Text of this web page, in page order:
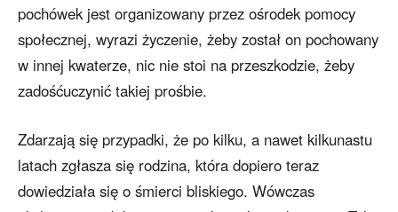
pochówek jest organizowany przez ośrodek pomocy
społecznej, wyrazi życzenie, żeby został on pochowany
w innej kwaterze, nic nie stoi na przeszkodzie, żeby
zadośćuczynić takiej prośbie.
Zdarzają się przypadki, że po kilku, a nawet kilkunastu
latach zgłasza się rodzina, która dopiero teraz
dowiedziała się o śmierci bliskiego. Wówczas